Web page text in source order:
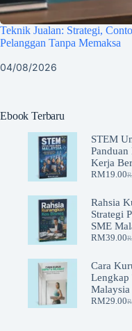
Teknik Jualan: Strategi,
Pelanggan Tanpa Memaksa
04/08/2026
Ebook Terbaru
STEM
Kerja
RM19.00
is:
Rahsia
Strategi
SME
RM39.00
is:
Cara
Lengkap
Malaysia
RM29.00